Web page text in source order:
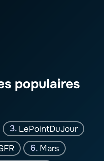
populaires
LePointDuJour
Mars